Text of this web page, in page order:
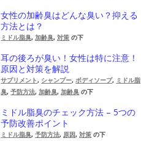
女性の加齢臭はどんな臭い？抑える
方法とは？
ミドル脂臭,加齢臭,対策 の下
耳の後ろが臭い！女性は特に注意！
原因と対策を解説
サプリメント, シャンプー,ボディソープ, ミドル脂
臭,予防方法,加齢臭,加齢臭 の下
ミドル脂臭のチェック方法 – 5つの
予防改善ポイント
ミドル脂臭,予防方法, 原因,対策 の下